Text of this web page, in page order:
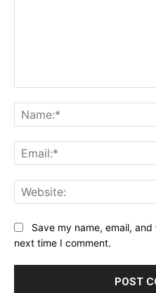
Save my name, email,
next time I comment.